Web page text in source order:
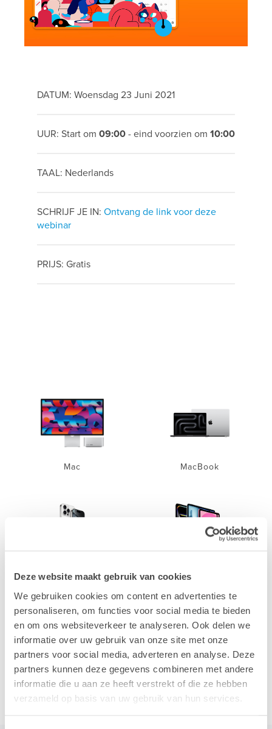
Deze website maakt gebruik van cookies
We gebruiken cookies om content en advertenties te
personaliseren, om functies voor social media te bieden
en om ons websiteverkeer te analyseren. Ook delen we
informatie over uw gebruik van onze site met onze
partners voor social media, adverteren en analyse. Deze
partners kunnen deze gegevens combineren met andere
informatie die u aan ze heeft verstrekt of die ze hebben
verzameld op basis van uw gebruik van hun services.
DATUM: Woensdag 23 Juni 2021
UUR: Start om 09:00- eind voorzien om 10:00
TAAL: Nederlands
SCHRIJF JE IN: Ontvang de link voor deze
webinar
PRIJS: Gratis
Mac MacBook
iPhone
Accessoires